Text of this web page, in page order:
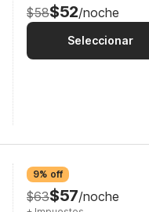
$58$52/noche
Seleccionar
9% off
$63$57/noche